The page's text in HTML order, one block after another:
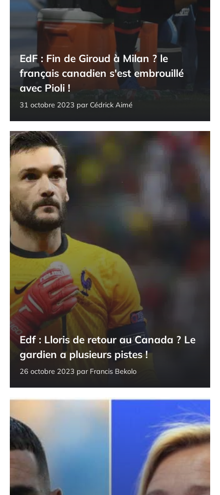
EdF : Fin de Giroud à Milan ? le
français canadien s'est embrouillé
avec Pioli !
31 octobre 2023 par Cédrick Aimé
Edf : Lloris de retour au Canada ? Le
gardien a plusieurs pistes !
26 octobre 2023 par Francis Bekolo